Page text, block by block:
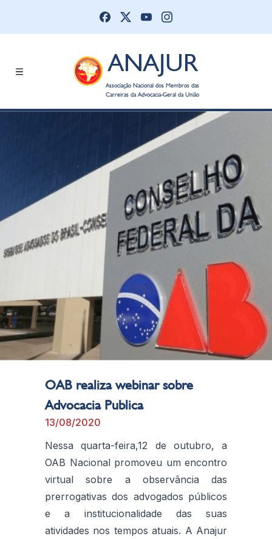
ANAJUR
Associação Nacional dos Membros das
Carreiras da Advocacia-Geral da União
OAB realiza webinar sobre
Advocacia Publica
13/08/2020
Nessa quarta-feira,12 de outubro, a
OAB Nacional promoveu um encontro
virtual sobre a observância das
prerrogativas dos advogados públicos
e a institucionalidade das suas
atividades nos tempos atuais. A Anajur